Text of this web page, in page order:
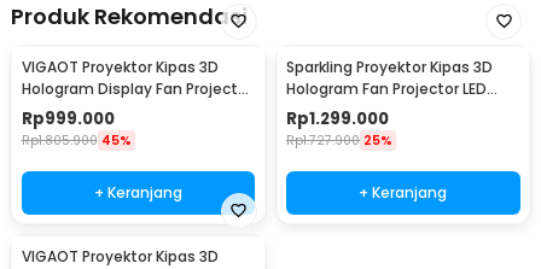
Produk Rekomendasi
VIGAOT Proyektor Kipas 3D
Hologram Display Fan Projector
LED 49cm - P50
Rp999.000
Rp1.805.900 45%
+ Keranjang
Sparkling Proyektor Kipas 3D
Hologram Fan Projector LED
56cm - P56
Rp1.299.000
Rp1.727.900 25%
+ Keranjang
VIGAOT Proyektor Kipas 3D